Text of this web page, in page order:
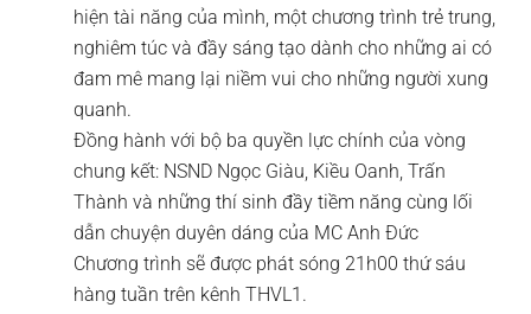
hiện tài năng của mình, một chương trình trẻ trung,
nghiêm túc và đầy sáng tạo dành cho những ai có
đam mê mang lại niềm vui cho những người xung
quanh.
Đồng hành với bộ ba quyền lực chính của vòng
chung kết: NSND Ngọc Giàu, Kiều Oanh, Trấn
Thành và những thí sinh đầy tiềm năng cùng lối
dẫn chuyện duyên dáng của MC Anh Đức
Chương trình sẽ được phát sóng 21h00 thứ sáu
hàng tuần trên kênh THVL1.